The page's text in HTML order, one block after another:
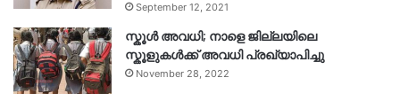
September 12, 2021
സ്കൂൾ അവധി; നാളെ ജില്ലയിലെ
സ്കൂളുകൾക്ക് അവധി പ്രഖ്യാപിച്ചു
November 28, 2022